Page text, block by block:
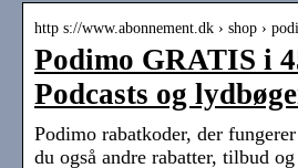
http s://www.abonnement.dk › shop ›
Podimo GRATIS i
Podcasts og
Podimo rabatkoder, der
du også andre rabatter, tilbud